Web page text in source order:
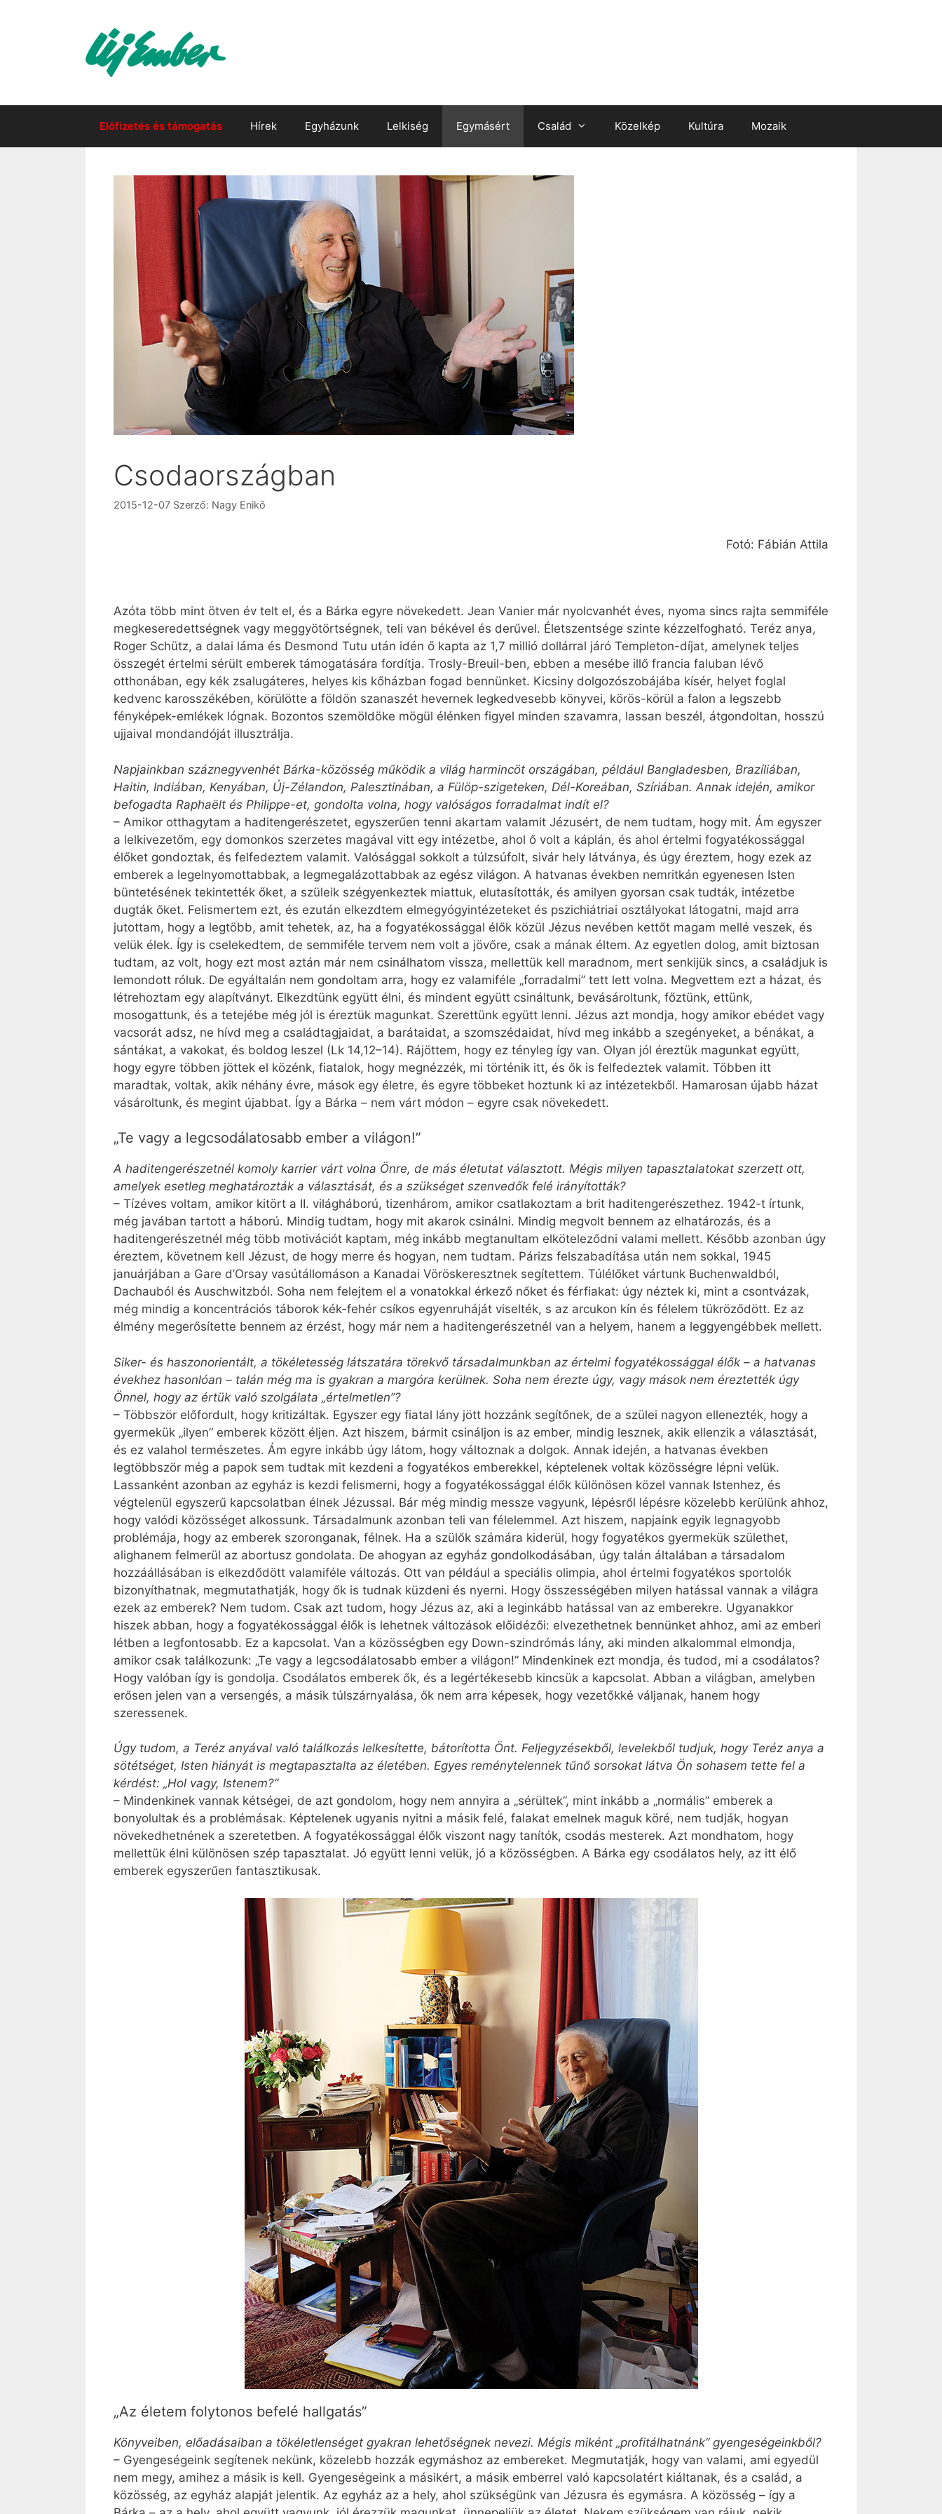
Előfizetés és támogatás Hírek Egyházunk Lelkiség Egymásért Család Közelkép Kultúra Mozaik
Csodaországban
2015-12-07 Szerző: Nagy Enikő
Fotó: Fábián Attila
Azóta több mint ötven év telt el, és a Bárka egyre növekedett. Jean Vanier már nyolcvanhét éves, nyoma sincs rajta semmiféle
megkeseredettségnek vagy meggyötörtségnek, teli van békével és derűvel. Életszentsége szinte kézzelfogható. Teréz anya,
Roger Schütz, a dalai láma és Desmond Tutu után idén ő kapta az 1,7 millió dollárral járó Templeton-díjat, amelynek teljes
összegét értelmi sérült emberek támogatására fordítja. Trosly-Breuil-ben, ebben a mesébe illő francia faluban lévő
otthonában, egy kék zsalugáteres, helyes kis kőházban fogad bennünket. Kicsiny dolgozószobájába kísér, helyet foglal
kedvenc karosszékében, körülötte a földön szanaszét hevernek legkedvesebb könyvei, körös-körül a falon a legszebb
fényképek-emlékek lógnak. Bozontos szemöldöke mögül élénken figyel minden szavamra, lassan beszél, átgondoltan, hosszú
ujjaival mondandóját illusztrálja.
Napjainkban száznegyvenhét Bárka-közösség működik a világ harmincöt országában, például Bangladesben, Brazíliában,
Haitin, Indiában, Kenyában, Új-Zélandon, Palesztinában, a Fülöp-szigeteken, Dél-Koreában, Szíriában. Annak idején, amikor
befogadta Raphaëlt és Philippe-et, gondolta volna, hogy valóságos forradalmat indít el?
– Amikor otthagytam a haditengerészetet, egyszerűen tenni akartam valamit Jézusért, de nem tudtam, hogy mit. Ám egyszer
a lelkivezetőm, egy domonkos szerzetes magával vitt egy intézetbe, ahol ő volt a káplán, és ahol értelmi fogyatékossággal
élőket gondoztak, és felfedeztem valamit. Valósággal sokkolt a túlzsúfolt, sivár hely látványa, és úgy éreztem, hogy ezek az
emberek a legelnyomottabbak, a legmegalázottabbak az egész világon. A hatvanas években nemritkán egyenesen Isten
büntetésének tekintették őket, a szüleik szégyenkeztek miattuk, elutasították, és amilyen gyorsan csak tudták, intézetbe
dugták őket. Felismertem ezt, és ezután elkezdtem elmegyógyintézeteket és pszichiátriai osztályokat látogatni, majd arra
jutottam, hogy a legtöbb, amit tehetek, az, ha a fogyatékossággal élők közül Jézus nevében kettőt magam mellé veszek, és
velük élek. Így is cselekedtem, de semmiféle tervem nem volt a jövőre, csak a mának éltem. Az egyetlen dolog, amit biztosan
tudtam, az volt, hogy ezt most aztán már nem csinálhatom vissza, mellettük kell maradnom, mert senkijük sincs, a családjuk is
lemondott róluk. De egyáltalán nem gondoltam arra, hogy ez valamiféle „forradalmi” tett lett volna. Megvettem ezt a házat, és
létrehoztam egy alapítványt. Elkezdtünk együtt élni, és mindent együtt csináltunk, bevásároltunk, főztünk, ettünk,
mosogattunk, és a tetejébe még jól is éreztük magunkat. Szerettünk együtt lenni. Jézus azt mondja, hogy amikor ebédet vagy
vacsorát adsz, ne hívd meg a családtagjaidat, a barátaidat, a szomszédaidat, hívd meg inkább a szegényeket, a bénákat, a
sántákat, a vakokat, és boldog leszel (Lk 14,12–14). Rájöttem, hogy ez tényleg így van. Olyan jól éreztük magunkat együtt,
hogy egyre többen jöttek el közénk, fiatalok, hogy megnézzék, mi történik itt, és ők is felfedeztek valamit. Többen itt
maradtak, voltak, akik néhány évre, mások egy életre, és egyre többeket hoztunk ki az intézetekből. Hamarosan újabb házat
vásároltunk, és megint újabbat. Így a Bárka – nem várt módon – egyre csak növekedett.
„Te vagy a legcsodálatosabb ember a világon!”
A haditengerészetnél komoly karrier várt volna Önre, de más életutat választott. Mégis milyen tapasztalatokat szerzett ott,
amelyek esetleg meghatározták a választását, és a szükséget szenvedők felé irányították?
– Tízéves voltam, amikor kitört a II. világháború, tizenhárom, amikor csatlakoztam a brit haditengerészethez. 1942-t írtunk,
még javában tartott a háború. Mindig tudtam, hogy mit akarok csinálni. Mindig megvolt bennem az elhatározás, és a
haditengerészetnél még több motivációt kaptam, még inkább megtanultam elköteleződni valami mellett. Később azonban úgy
éreztem, követnem kell Jézust, de hogy merre és hogyan, nem tudtam. Párizs felszabadítása után nem sokkal, 1945
januárjában a Gare d’Orsay vasútállomáson a Kanadai Vöröskeresztnek segítettem. Túlélőket vártunk Buchenwaldból,
Dachauból és Auschwitzból. Soha nem felejtem el a vonatokkal érkező nőket és férfiakat: úgy néztek ki, mint a csontvázak,
még mindig a koncentrációs táborok kék-fehér csíkos egyenruháját viselték, s az arcukon kín és félelem tükröződött. Ez az
élmény megerősítette bennem az érzést, hogy már nem a haditengerészetnél van a helyem, hanem a leggyengébbek mellett.
Siker- és haszonorientált, a tökéletesség látszatára törekvő társadalmunkban az értelmi fogyatékossággal élők – a hatvanas
évekhez hasonlóan – talán még ma is gyakran a margóra kerülnek. Soha nem érezte úgy, vagy mások nem éreztették úgy
Önnel, hogy az értük való szolgálata „értelmetlen”?
– Többször előfordult, hogy kritizáltak. Egyszer egy fiatal lány jött hozzánk segítőnek, de a szülei nagyon ellenezték, hogy a
gyermekük „ilyen” emberek között éljen. Azt hiszem, bármit csináljon is az ember, mindig lesznek, akik ellenzik a választását,
és ez valahol természetes. Ám egyre inkább úgy látom, hogy változnak a dolgok. Annak idején, a hatvanas években
legtöbbször még a papok sem tudtak mit kezdeni a fogyatékos emberekkel, képtelenek voltak közösségre lépni velük.
Lassanként azonban az egyház is kezdi felismerni, hogy a fogyatékossággal élők különösen közel vannak Istenhez, és
végtelenül egyszerű kapcsolatban élnek Jézussal. Bár még mindig messze vagyunk, lépésről lépésre közelebb kerülünk ahhoz,
hogy valódi közösséget alkossunk. Társadalmunk azonban teli van félelemmel. Azt hiszem, napjaink egyik legnagyobb
problémája, hogy az emberek szoronganak, félnek. Ha a szülők számára kiderül, hogy fogyatékos gyermekük születhet,
alighanem felmerül az abortusz gondolata. De ahogyan az egyház gondolkodásában, úgy talán általában a társadalom
hozzáállásában is elkezdődött valamiféle változás. Ott van például a speciális olimpia, ahol értelmi fogyatékos sportolók
bizonyíthatnak, megmutathatják, hogy ők is tudnak küzdeni és nyerni. Hogy összességében milyen hatással vannak a világra
ezek az emberek? Nem tudom. Csak azt tudom, hogy Jézus az, aki a leginkább hatással van az emberekre. Ugyanakkor
hiszek abban, hogy a fogyatékossággal élők is lehetnek változások előidézői: elvezethetnek bennünket ahhoz, ami az emberi
létben a legfontosabb. Ez a kapcsolat. Van a közösségben egy Down-szindrómás lány, aki minden alkalommal elmondja,
amikor csak találkozunk: „Te vagy a legcsodálatosabb ember a világon!” Mindenkinek ezt mondja, és tudod, mi a csodálatos?
Hogy valóban így is gondolja. Csodálatos emberek ők, és a legértékesebb kincsük a kapcsolat. Abban a világban, amelyben
erősen jelen van a versengés, a másik túlszárnyalása, ők nem arra képesek, hogy vezetőkké váljanak, hanem hogy
szeressenek.
Úgy tudom, a Teréz anyával való találkozás lelkesítette, bátorította Önt. Feljegyzésekből, levelekből tudjuk, hogy Teréz anya a
sötétséget, Isten hiányát is megtapasztalta az életében. Egyes reménytelennek tűnő sorsokat látva Ön sohasem tette fel a
kérdést: „Hol vagy, Istenem?”
– Mindenkinek vannak kétségei, de azt gondolom, hogy nem annyira a „sérültek”, mint inkább a „normális” emberek a
bonyolultak és a problémásak. Képtelenek ugyanis nyitni a másik felé, falakat emelnek maguk köré, nem tudják, hogyan
növekedhetnének a szeretetben. A fogyatékossággal élők viszont nagy tanítók, csodás mesterek. Azt mondhatom, hogy
mellettük élni különösen szép tapasztalat. Jó együtt lenni velük, jó a közösségben. A Bárka egy csodálatos hely, az itt élő
emberek egyszerűen fantasztikusak.
„Az életem folytonos befelé hallgatás”
Könyveiben, előadásaiban a tökéletlenséget gyakran lehetőségnek nevezi. Mégis miként „profitálhatnánk” gyengeségeinkből?
– Gyengeségeink segítenek nekünk, közelebb hozzák egymáshoz az embereket. Megmutatják, hogy van valami, ami egyedül
nem megy, amihez a másik is kell. Gyengeségeink a másikért, a másik emberrel való kapcsolatért kiáltanak, és a család, a
közösség, az egyház alapját jelentik. Az egyház az a hely, ahol szükségünk van Jézusra és egymásra. A közösség – így a